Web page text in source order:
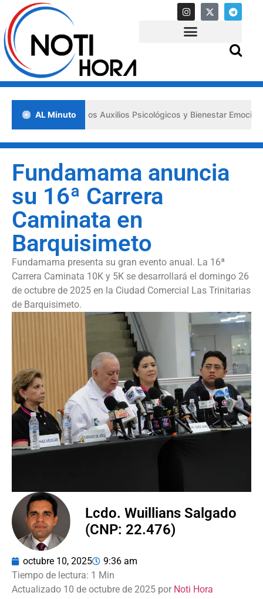
AL Minuto
los «Primeros Auxilios Psicológicos y Bienestar Emocional»
Fundamama anuncia
su 16ª Carrera
Caminata en
Barquisimeto
Fundamama presenta su gran evento anual. La 16ª
Carrera Caminata 10K y 5K se desarrollará el domingo 26
de octubre de 2025 en la Ciudad Comercial Las Trinitarias
de Barquisimeto.
Lcdo. Wuillians Salgado
(CNP: 22.476)
octubre 10, 2025 9:36 am
Actualizado 10 de octubre de 2025 por Noti Hora